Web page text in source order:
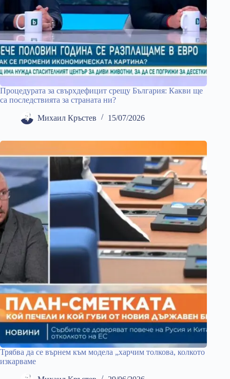
Процедурата за свърхдефицит срещу България: Какви ще
са последствията за страната ни?
Михаил Кръстев 15/07/2026
Трябва да се върнем към модела „харчим толкова, колкото
изкарваме